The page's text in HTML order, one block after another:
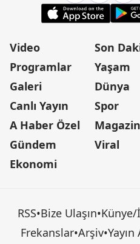
Video
Programlar
Galeri
Canlı Yayın
A Haber Özel
Gündem
Ekonomi
Son
Yaşam
Dünya
Spor
Magazin
Viral
RSS•Bize Ulaşın•
Frekanslar•Arşiv•Yayın